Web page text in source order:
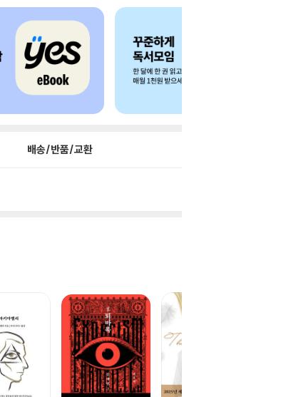
배송/반품/교환